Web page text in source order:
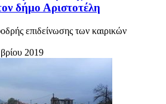
δήμο Αριστοτέλη
επιδείνωσης των καιρικών
2019